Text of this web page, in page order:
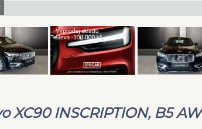
XC90 INSCRIPTION, B5